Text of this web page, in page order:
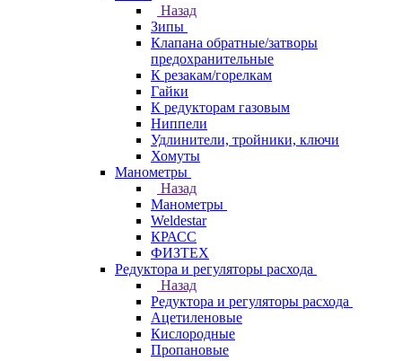
Назад
Зипы
Клапана обратные/затворы
предохранительные
К резакам/горелкам
Гайки
К редукторам газовым
Ниппели
Удлинители, тройники, ключи
Хомуты
Манометры
Назад
Манометры
Weldestar
КРАСС
ФИЗТЕХ
Редуктора и регуляторы расхода
Назад
Редуктора и регуляторы расхода
Ацетиленовые
Кислородные
Пропановые